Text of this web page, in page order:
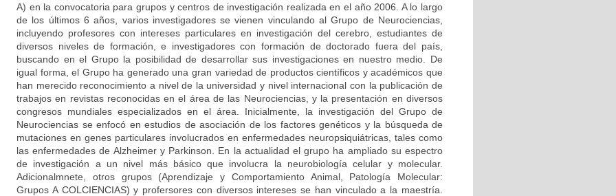
A) en la convocatoria para grupos y centros de investigación realizada en el año 2006. A lo largo
de los últimos 6 años, varios investigadores se vienen vinculando al Grupo de Neurociencias,
incluyendo profesores con intereses particulares en investigación del cerebro, estudiantes de
diversos niveles de formación, e investigadores con formación de doctorado fuera del país,
buscando en el Grupo la posibilidad de desarrollar sus investigaciones en nuestro medio. De
igual forma, el Grupo ha generado una gran variedad de productos científicos y académicos que
han merecido reconocimiento a nivel de la universidad y nivel internacional con la publicación de
trabajos en revistas reconocidas en el área de las Neurociencias, y la presentación en diversos
congresos mundiales especializados en el área. Inicialmente, la investigación del Grupo de
Neurociencias se enfocó en estudios de asociación de los factores genéticos y la búsqueda de
mutaciones en genes particulares involucrados en enfermedades neuropsiquiátricas, tales como
las enfermedades de Alzheimer y Parkinson. En la actualidad el grupo ha ampliado su espectro
de investigación a un nivel más básico que involucra la neurobiología celular y molecular.
Adicionalmnete, otros grupos (Aprendizaje y Comportamiento Animal, Patología Molecular:
Grupos A COLCIENCIAS) y profersores con diversos intereses se han vinculado a la maestría.